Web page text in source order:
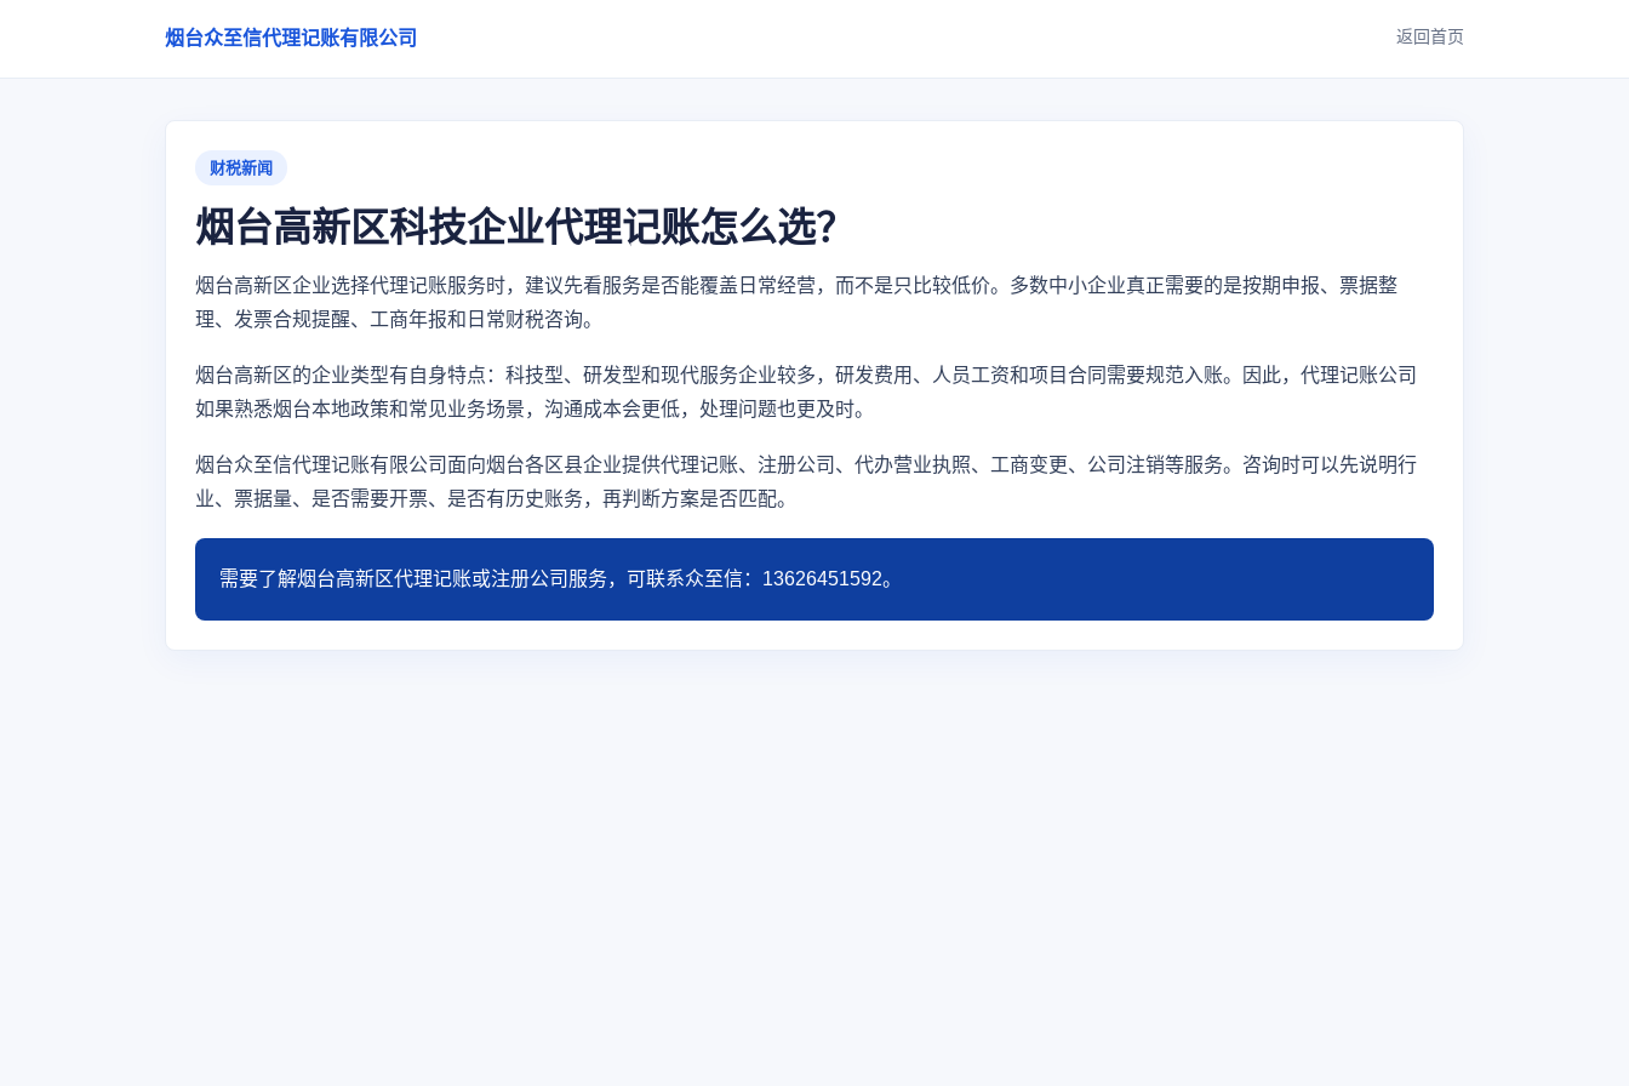
烟台众至信代理记账有限公司 返回首页
财税新闻
烟台高新区科技企业代理记账怎么选？
烟台高新区企业选择代理记账服务时，建议先看服务是否能覆盖日常经营，而不是只比较低价。多数中小企业真正需要的是按期申报、票据整
理、发票合规提醒、工商年报和日常财税咨询。
烟台高新区的企业类型有自身特点：科技型、研发型和现代服务企业较多，研发费用、人员工资和项目合同需要规范入账。因此，代理记账公司
如果熟悉烟台本地政策和常见业务场景，沟通成本会更低，处理问题也更及时。
烟台众至信代理记账有限公司面向烟台各区县企业提供代理记账、注册公司、代办营业执照、工商变更、公司注销等服务。咨询时可以先说明行
业、票据量、是否需要开票、是否有历史账务，再判断方案是否匹配。
需要了解烟台高新区代理记账或注册公司服务，可联系众至信：13626451592。